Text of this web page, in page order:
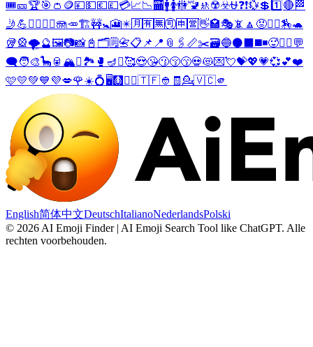
🎟️🎫🏆🎯 👛 🪙💴💵💶💷💳📈📉🏧🚹🚺🚻🚾 🚸☢️☣️⛎❓❗💱💲 1️⃣ 🔴 🏁
🤳 💪 👱‍♀️ 👱‍♂️🪼🥕🏗️🚧🚼🎦✴️ 🈷️ 🈶 🈚🉑🈸 🈺 👋🏩🎭📵 🔼 😡🧜‍♂️🏇🐢
🥡🎡🌪️🔮🖼️📷📸 📓 🗂️🗒️📇📋 📌 📍 📎 🖇️ 📏✂️🗃️🔵⚫ ◼️◾🥵❤️‍🔥 💬
🗨️🧑‍🎨🦕 🥫 🏔️⛰️ 🏞️ 🥊 🪔 ♻️🥰😍😘😗😚😙💀😻💌💘💝💖💗💞💕❤️
🩷💛💚💙 💜💋🌹☀️💍 🖥️ 🩻 🏴‍☠️🇹🇫👲 🧾 💁🇻🇨🫵
English简体中文DeutschItalianoNederlandsPolski
© 2026 AI Emoji Finder | AI Emoji Search Tool like ChatGPT. Alle
rechten voorbehouden.